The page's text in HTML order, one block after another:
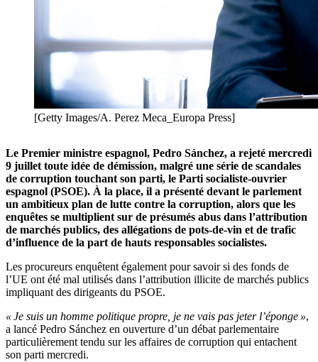
[Getty Images/A. Perez Meca_Europa Press]
Le Premier ministre espagnol, Pedro Sánchez, a rejeté mercredi
9 juillet toute idée de démission, malgré une série de scandales
de corruption touchant son parti, le Parti socialiste-ouvrier
espagnol (PSOE). À la place, il a présenté devant le parlement
un ambitieux plan de lutte contre la corruption, alors que les
enquêtes se multiplient sur de présumés abus dans l’attribution
de marchés publics, des allégations de pots-de-vin et de trafic
d’influence de la part de hauts responsables socialistes.
Les procureurs enquêtent également pour savoir si des fonds de
l’UE ont été mal utilisés dans l’attribution illicite de marchés publics
impliquant des dirigeants du PSOE.
« Je suis un homme politique propre, je ne vais pas jeter l’éponge »,
a lancé Pedro Sánchez en ouverture d’un débat parlementaire
particulièrement tendu sur les affaires de corruption qui entachent
son parti mercredi.